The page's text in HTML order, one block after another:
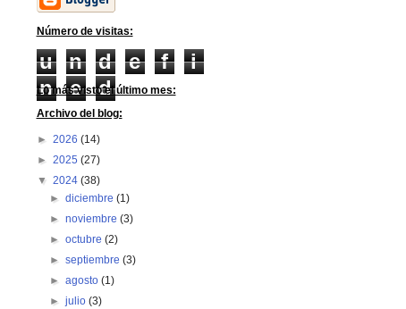
Número de visitas:
u n d e f
i
n
e d
Lo más visto el último mes:
Archivo del blog:
► 2026 (14)
► 2025 (27)
▼ 2024 (38)
► diciembre (1)
► noviembre (3)
► octubre (2)
► septiembre (3)
► agosto (1)
► julio (3)